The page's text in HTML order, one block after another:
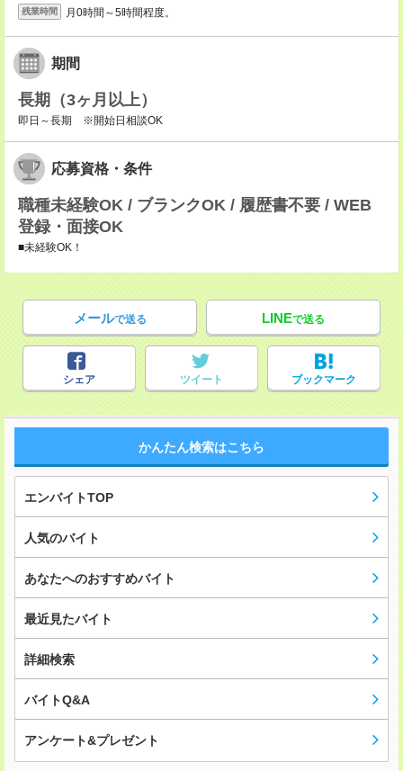
残業時間 月0時間～5時間程度。
期間
長期（3ヶ月以上）
即日～長期 ※開始日相談OK
応募資格・条件
職種未経験OK / ブランクOK / 履歴書不要 / WEB
登録・面接OK
■未経験OK！
メールで送る LINEで送る
シェア ツイート ブックマーク
かんたん検索はこちら
エンバイトTOP
人気のバイト
あなたへのおすすめバイト
最近見たバイト
詳細検索
バイトQ&A
アンケート&プレゼント